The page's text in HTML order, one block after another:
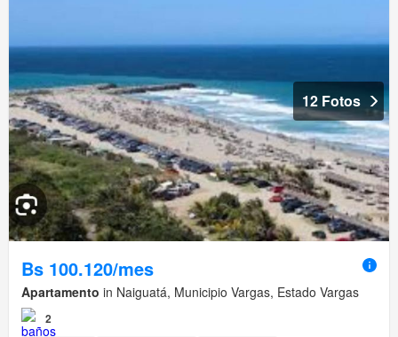
12 Fotos
Bs 100.120/mes
Apartamento in Naiguatá, Municipio Vargas, Estado Vargas
2